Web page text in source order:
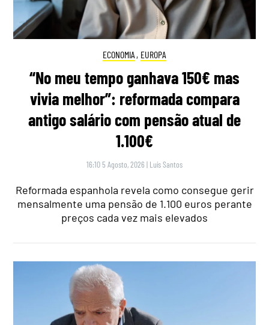
ECONOMIA , EUROPA
“No meu tempo ganhava 150€ mas
vivia melhor”: reformada compara
antigo salário com pensão atual de
1.100€
16:10 5 Agosto, 2026 | Luís Santos
Reformada espanhola revela como consegue gerir
mensalmente uma pensão de 1.100 euros perante
preços cada vez mais elevados